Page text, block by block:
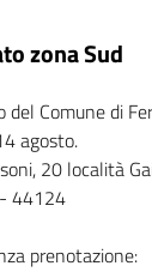
zona Sud
Comune di
agosto.
20 località
44124
prenotazione: